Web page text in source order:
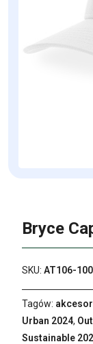
Bryce
SKU: AT106-
Tagów:
Urban 2024,
Sustainable